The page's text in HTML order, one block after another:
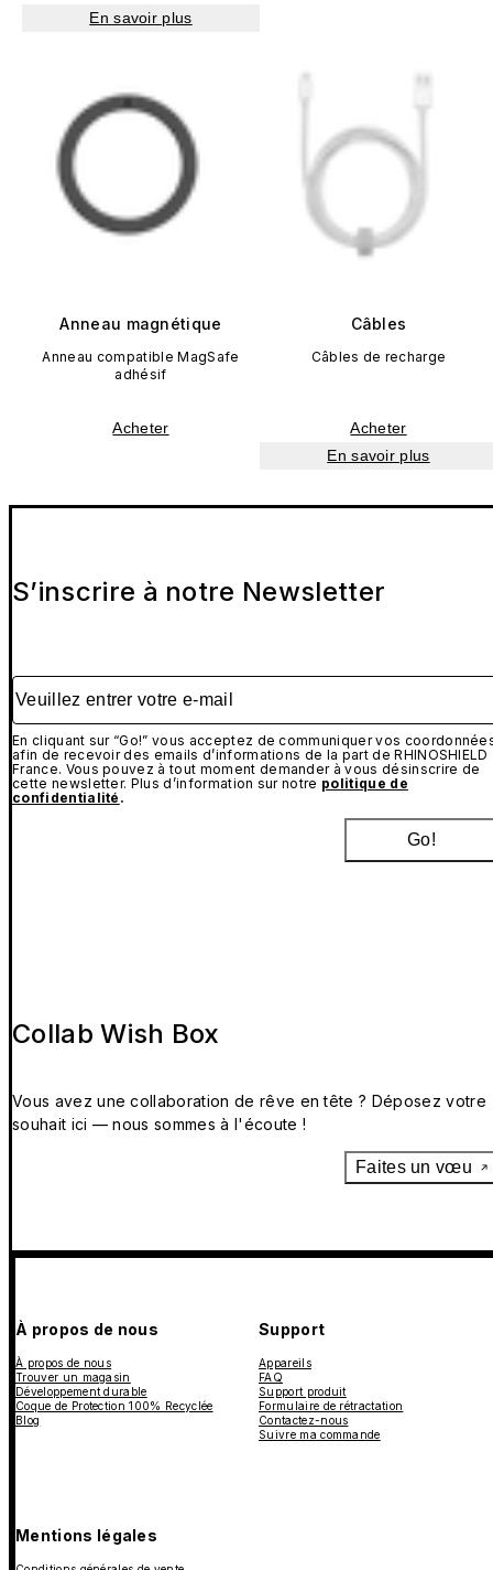
En savoir plus
Anneau magnétique
Anneau compatible MagSafe
adhésif
Acheter
Câbles
Câbles de recharge
Acheter
En savoir plus
S’inscrire à notre Newsletter
Veuillez entrer votre e-mail
En cliquant sur “Go!” vous acceptez de communiquer vos
afin de recevoir des emails d’informations de la part de RHINOSHIELD
France. Vous pouvez à tout moment demander à vous désinscrire de
cette newsletter. Plus d’information sur notre politique de
confidentialité .
Go!
Collab Wish Box
Vous avez une collaboration de rêve en tête ? Déposez votre
souhait ici — nous sommes à l'écoute !
Faites un vœu
À propos de nous
À propos de nous
Trouver un magasin
Développement durable
Coque de Protection 100% Recyclée
Blog
Support
Appareils
FAQ
Support produit
Formulaire de rétractation
Contactez-nous
Suivre ma commande
Mentions légales